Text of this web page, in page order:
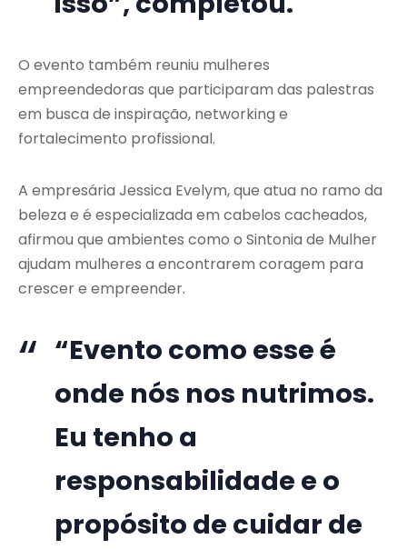
O evento também reuniu mulheres
empreendedoras que participaram das palestras
em busca de inspiração, networking e
fortalecimento profissional.
A empresária Jessica Evelym, que atua no ramo da
beleza e é especializada em cabelos cacheados,
afirmou que ambientes como o Sintonia de Mulher
ajudam mulheres a encontrarem coragem para
crescer e empreender.
“Evento como esse é
onde nós nos nutrimos.
Eu tenho a
responsabilidade e o
propósito de cuidar de